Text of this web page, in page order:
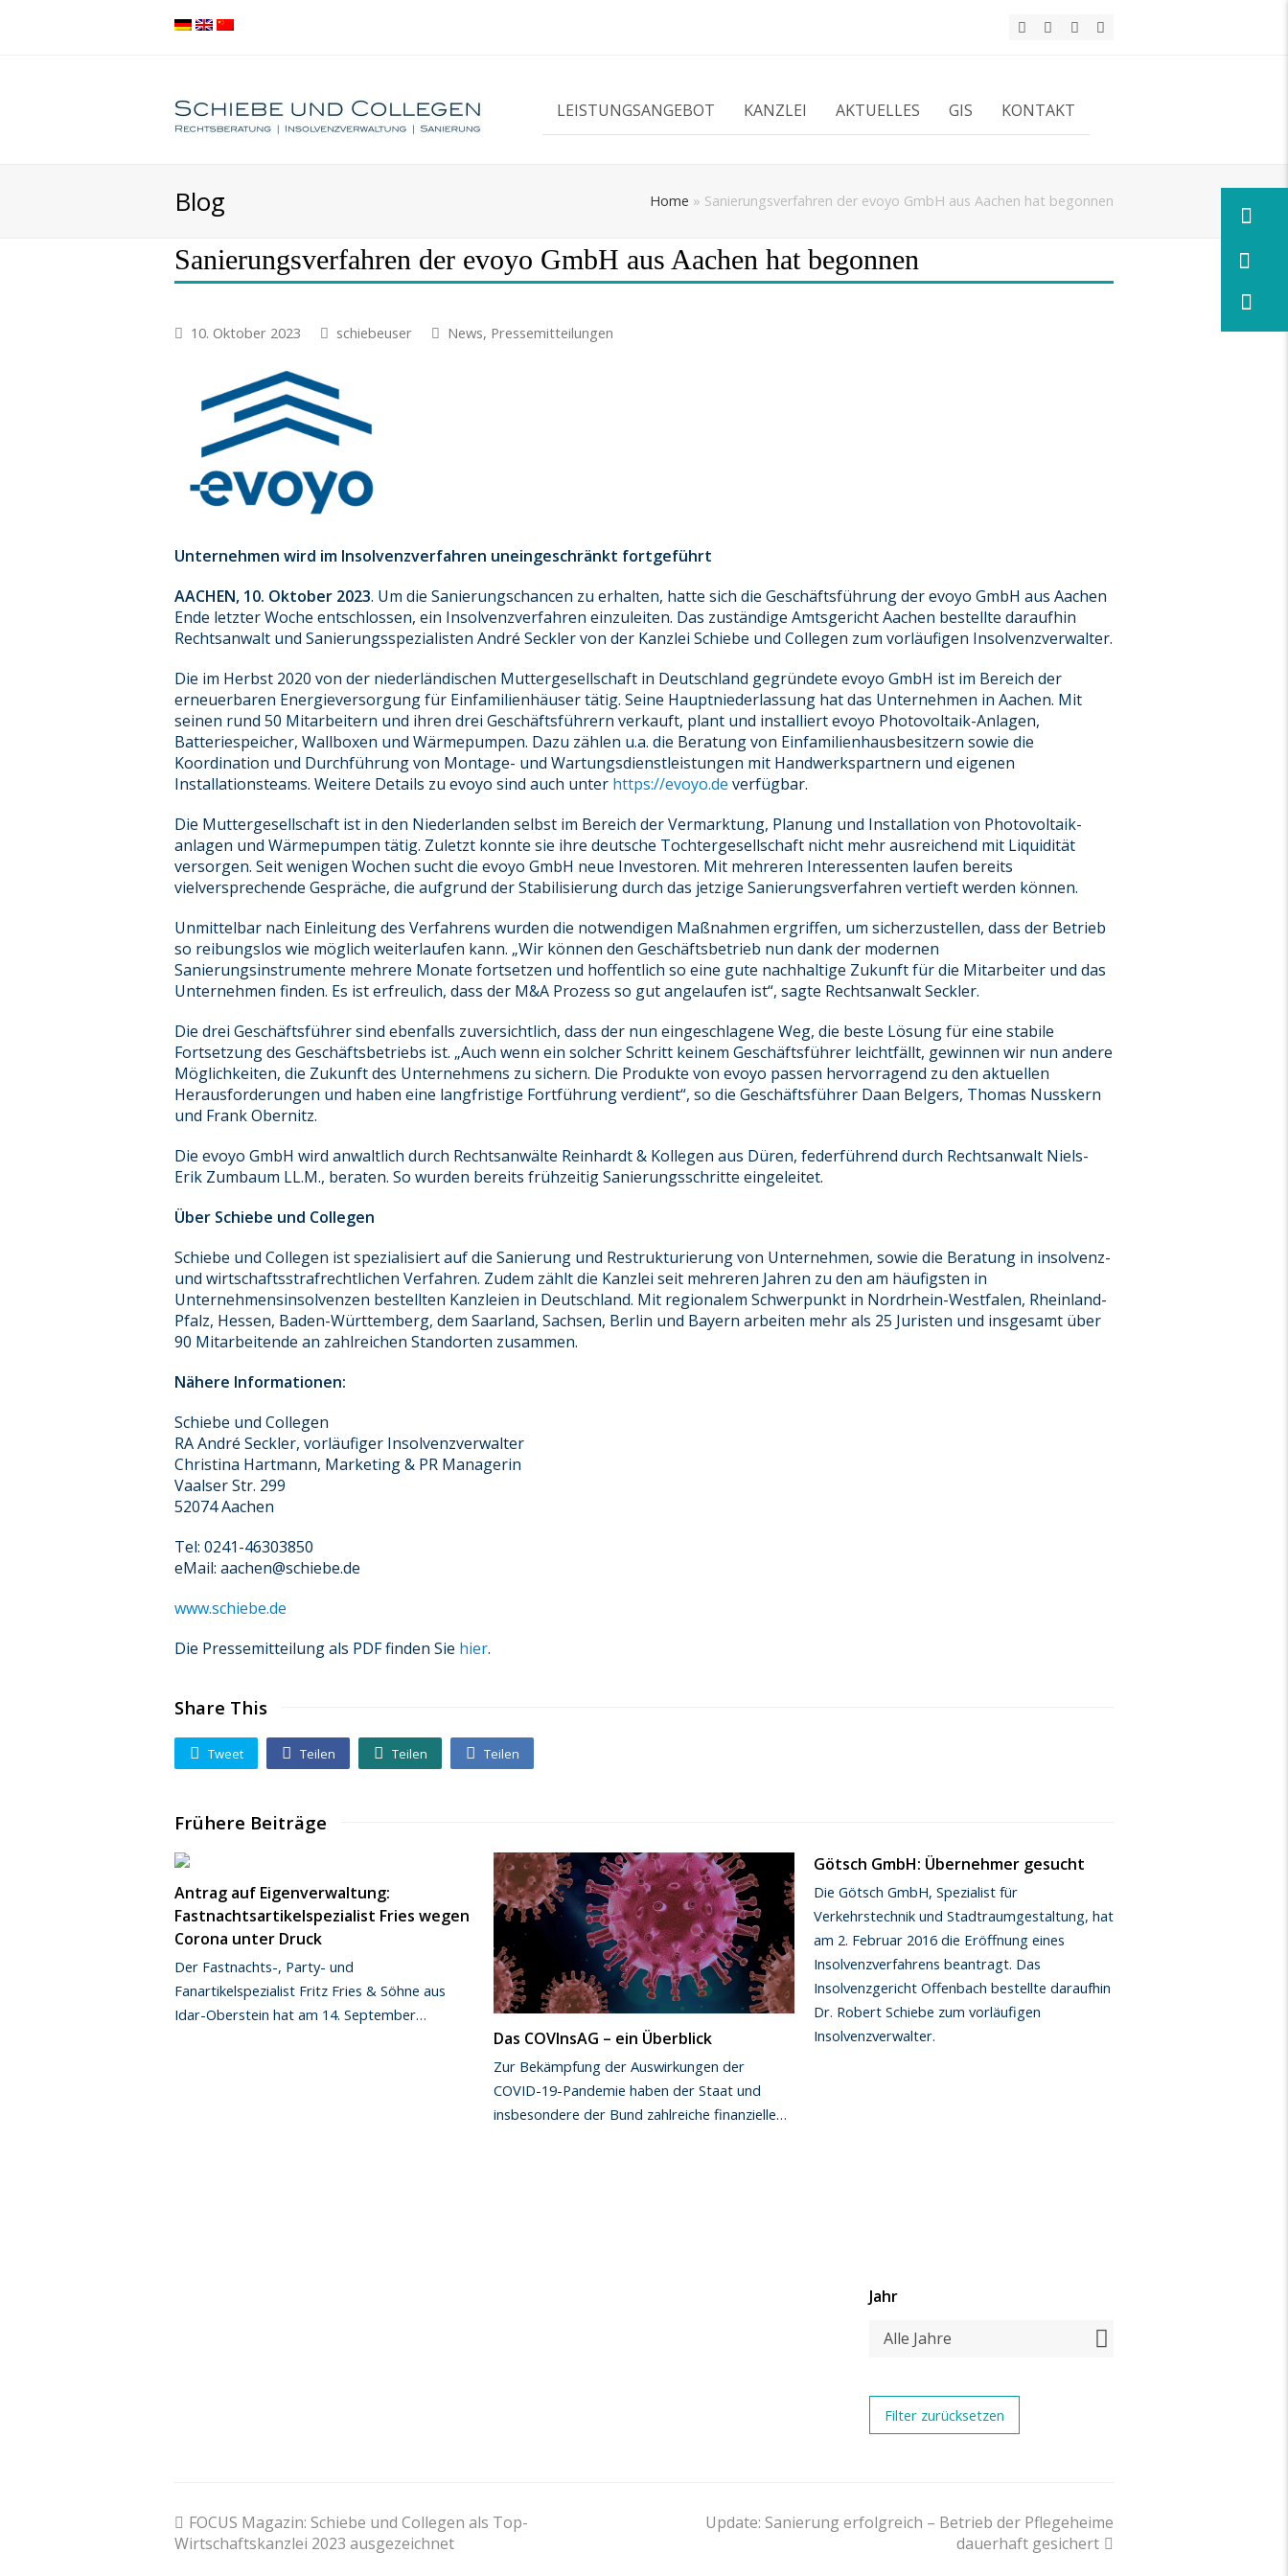
TwitterFacebook
LinkedIn
Xing
LEISTUNGSANGEBOT KANZLEI AKTUELLES GIS KONTAKT
Blog Home » Sanierungsverfahren der evoyo GmbH aus Aachen hat begonnen
Sanierungsverfahren der evoyo GmbH aus Aachen hat begonnen
10. Oktober 2023 schiebeuser News, Pressemitteilungen
Unternehmen wird im Insolvenzverfahren uneingeschränkt fortgeführt
AACHEN, 10. Oktober 2023. Um die Sanierungschancen zu erhalten, hatte sich die Geschäftsführung der evoyo GmbH aus Aachen
Ende letzter Woche entschlossen, ein Insolvenzverfahren einzuleiten. Das zuständige Amtsgericht Aachen bestellte daraufhin
Rechtsanwalt und Sanierungsspezialisten André Seckler von der Kanzlei Schiebe und Collegen zum vorläufigen Insolvenzverwalter.
Die im Herbst 2020 von der niederländischen Muttergesellschaft in Deutschland gegründete evoyo GmbH ist im Bereich der
erneuerbaren Energieversorgung für Einfamilienhäuser tätig. Seine Hauptniederlassung hat das Unternehmen in Aachen. Mit
seinen rund 50 Mitarbeitern und ihren drei Geschäftsführern verkauft, plant und installiert evoyo Photovoltaik-Anlagen,
Batteriespeicher, Wallboxen und Wärmepumpen. Dazu zählen u.a. die Beratung von Einfamilienhausbesitzern sowie die
Koordination und Durchführung von Montage- und Wartungsdienstleistungen mit Handwerkspartnern und eigenen
Installationsteams. Weitere Details zu evoyo sind auch unter https://evoyo.de verfügbar.
Die Muttergesellschaft ist in den Niederlanden selbst im Bereich der Vermarktung, Planung und Installation von Photovoltaik-
anlagen und Wärmepumpen tätig. Zuletzt konnte sie ihre deutsche Tochtergesellschaft nicht mehr ausreichend mit Liquidität
versorgen. Seit wenigen Wochen sucht die evoyo GmbH neue Investoren. Mit mehreren Interessenten laufen bereits
vielversprechende Gespräche, die aufgrund der Stabilisierung durch das jetzige Sanierungsverfahren vertieft werden können.
Unmittelbar nach Einleitung des Verfahrens wurden die notwendigen Maßnahmen ergriffen, um sicherzustellen, dass der Betrieb
so reibungslos wie möglich weiterlaufen kann. „Wir können den Geschäftsbetrieb nun dank der modernen
Sanierungsinstrumente mehrere Monate fortsetzen und hoffentlich so eine gute nachhaltige Zukunft für die Mitarbeiter und das
Unternehmen finden. Es ist erfreulich, dass der M&A Prozess so gut angelaufen ist“, sagte Rechtsanwalt Seckler.
Die drei Geschäftsführer sind ebenfalls zuversichtlich, dass der nun eingeschlagene Weg, die beste Lösung für eine stabile
Fortsetzung des Geschäftsbetriebs ist. „Auch wenn ein solcher Schritt keinem Geschäftsführer leichtfällt, gewinnen wir nun andere
Möglichkeiten, die Zukunft des Unternehmens zu sichern. Die Produkte von evoyo passen hervorragend zu den aktuellen
Herausforderungen und haben eine langfristige Fortführung verdient“, so die Geschäftsführer Daan Belgers, Thomas Nusskern
und Frank Obernitz.
Die evoyo GmbH wird anwaltlich durch Rechtsanwälte Reinhardt & Kollegen aus Düren, federführend durch Rechtsanwalt Niels-
Erik Zumbaum LL.M., beraten. So wurden bereits frühzeitig Sanierungsschritte eingeleitet.
Über Schiebe und Collegen
Schiebe und Collegen ist spezialisiert auf die Sanierung und Restrukturierung von Unternehmen, sowie die Beratung in insolvenz-
und wirtschaftsstrafrechtlichen Verfahren. Zudem zählt die Kanzlei seit mehreren Jahren zu den am häufigsten in
Unternehmensinsolvenzen bestellten Kanzleien in Deutschland. Mit regionalem Schwerpunkt in Nordrhein-Westfalen, Rheinland-
Pfalz, Hessen, Baden-Württemberg, dem Saarland, Sachsen, Berlin und Bayern arbeiten mehr als 25 Juristen und insgesamt über
90 Mitarbeitende an zahlreichen Standorten zusammen.
Nähere Informationen:
Schiebe und Collegen
RA André Seckler, vorläufiger Insolvenzverwalter
Christina Hartmann, Marketing & PR Managerin
Vaalser Str. 299
52074 Aachen
Tel: 0241-46303850
eMail: aachen@schiebe.de
www.schiebe.de
Die Pressemitteilung als PDF finden Sie hier.
Share This
Tweet Teilen Teilen Teilen
Frühere Beiträge
Antrag auf Eigenverwaltung:
Fastnachtsartikelspezialist Fries wegen
Corona unter Druck
Der Fastnachts-, Party- und
Fanartikelspezialist Fritz Fries & Söhne aus
Idar-Oberstein hat am 14. September…
Das COVInsAG – ein Überblick
Zur Bekämpfung der Auswirkungen der
COVID-19-Pandemie haben der Staat und
insbesondere der Bund zahlreiche finanzielle…
Götsch GmbH: Übernehmer gesucht
Die Götsch GmbH, Spezialist für
Verkehrstechnik und Stadtraumgestaltung, hat
am 2. Februar 2016 die Eröffnung eines
Insolvenzverfahrens beantragt. Das
Insolvenzgericht Offenbach bestellte daraufhin
Dr. Robert Schiebe zum vorläufigen
Insolvenzverwalter.
Jahr
Alle Jahre
previous
post:
FOCUS Magazin: Schiebe und Collegen als Top-
Wirtschaftskanzlei 2023 ausgezeichnet
next
Update: Sanierung erfolgreich – Betrieb der Pflegeheime
dauerhaft gesichert